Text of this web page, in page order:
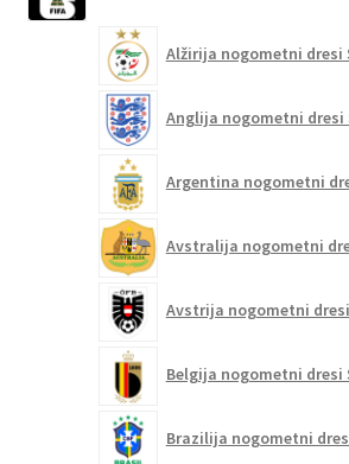
Alžirija nogometni dresi
Anglija nogometni dresi
Argentina nogometni
Avstralija nogometni
Avstrija nogometni dresi
Belgija nogometni dresi
Brazilija nogometni